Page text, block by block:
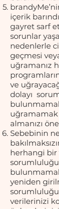
içerik
gayret sarf
sorunlar
nedenlerle
geçmesi
uğramanız
ve
dolayı
almanızı
Sebebinin
herhangi bir
yeniden
verilerinizi